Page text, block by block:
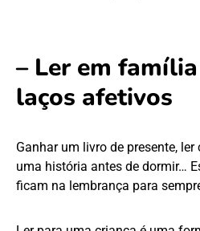
– Ler em
laços afetivos
Ganhar um livro de presente,
uma história antes de dormir…
ficam na lembrança para